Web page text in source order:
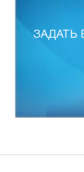
ЗАДАТЬ